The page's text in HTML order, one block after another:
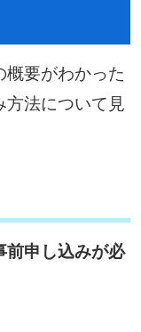
要がわかった
方法について見
前申し込みが必